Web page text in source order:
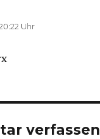
Uhr
verfassen